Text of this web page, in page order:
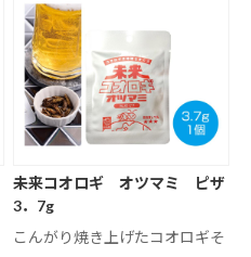
未来コオロギ オツマミ ピザ
3．7g
こんがり焼き上げたコオロギそ